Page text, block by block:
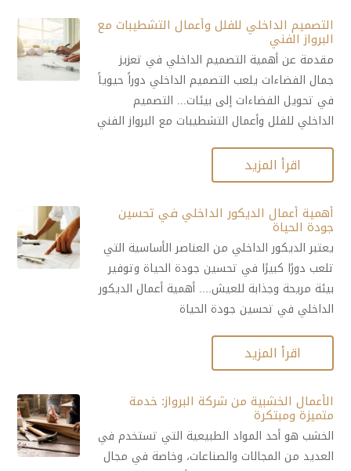
التصميم الداخلي للفلل وأعمال التشطيبات مع
البرواز الفني
مقدمة عن أهمية التصميم الداخلي في تعزيز
جمال الفضاءات يلعب التصميم الداخلي دوراً حيوياً
في تحويل الفضاءات إلى بيئات... التصميم
الداخلي للفلل وأعمال التشطيبات مع البرواز الفني
اقرأ المزيد
أهمية أعمال الديكور الداخلي في تحسين
جودة الحياة
يعتبر الديكور الداخلي من العناصر الأساسية التي
تلعب دورًا كبيرًا في تحسين جودة الحياة وتوفير
بيئة مريحة وجذابة للعيش.... أهمية أعمال الديكور
الداخلي في تحسين جودة الحياة
اقرأ المزيد
الأعمال الخشبية من شركة البرواز: خدمة
متميزة ومبتكرة
الخشب هو أحد المواد الطبيعية التي تستخدم في
العديد من المجالات والصناعات، وخاصة في مجال